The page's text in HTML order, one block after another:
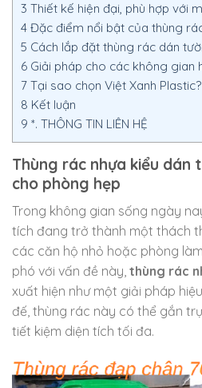
3 Thiết kế hiện đại, phù hợp với
4 Đặc điểm nổi bật của thùng
5 Cách lắp đặt thùng rác dán
6 Giải pháp cho các không gian
7 Tại sao chọn Việt Xanh Plastic?
8 Kết luận
9 *. THÔNG TIN LIÊN HỆ
Thùng rác nhựa kiểu dán
cho phòng hẹp
Trong không gian sống ngày
tích đang trở thành một thách
các căn hộ nhỏ hoặc phòng
phó với vấn đề này, thùng rác
xuất hiện như một giải pháp
đế, thùng rác này có thể gắn
tiết kiệm diện tích tối đa.